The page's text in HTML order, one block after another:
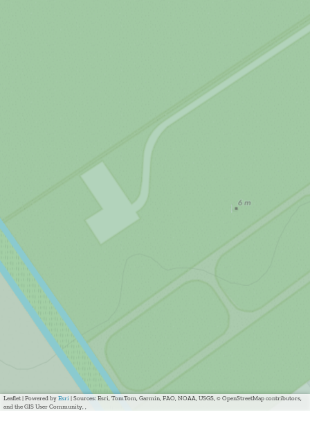
Leaflet | Powered by Esri | Sources: Esri, TomTom, Garmin, FAO, NOAA, USGS, © OpenStreetMap contributors,
and the GIS User Community, ,